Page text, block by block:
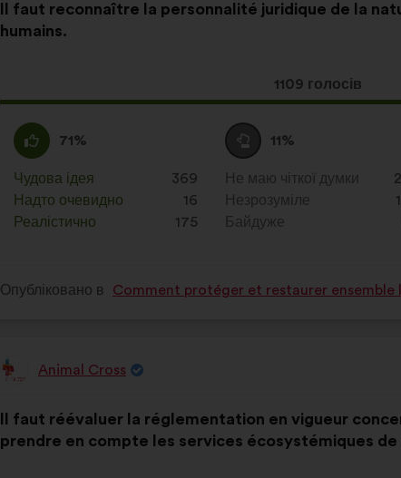
пропозиції:
Il faut reconnaître la personnalité juridique de la
humains.
Ця
пропозиція
1109 голосів
розподілом:
За
:
71%
Ця
пропозиція
була
оцінена
Чудова ідея
: 369
разів
Надто очевидно
: 16
разів
Реалістично
: 175
разів
Утримуюся
:
11%
Ця
пропозиція
була
оцінена
Не маю чіткої думки
:разів
Незрозуміле
:разів
Байдуже
:разів
Опубліковано в Comment protéger et restaurer ensemble
Пропозиція
Animal Cross
пропозиції:
Il faut réévaluer la réglementation en vigueur
prendre en compte les services écosystémiques de
розподілом: